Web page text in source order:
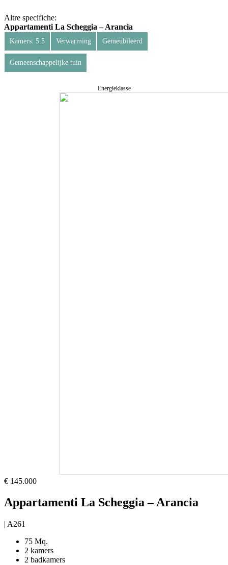
Altre specifiche:
Appartamenti La Scheggia – Arancia
Kamers: 5.5 Verwarming Gemeubileerd
Gemeenschappelijke tuin
Energieklasse
€ 145.000
Appartamenti La Scheggia – Arancia
| A261
75 Mq.
2 kamers
2 badkamers